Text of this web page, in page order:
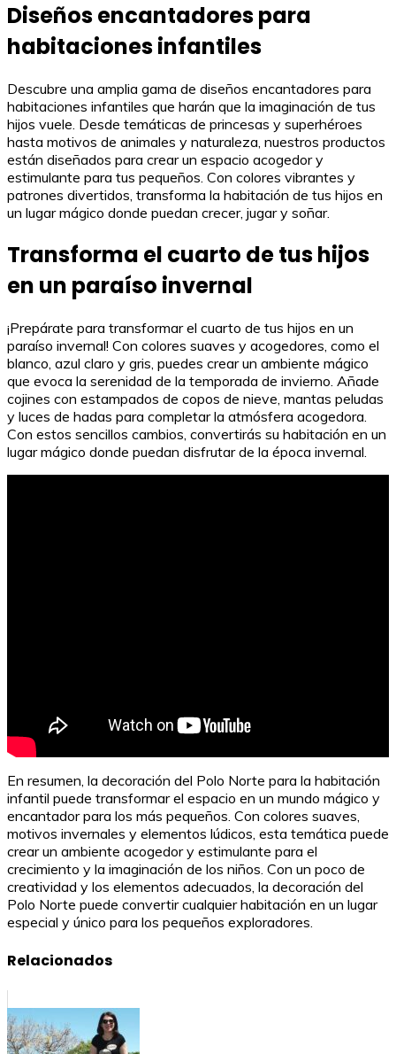
Diseños encantadores para
habitaciones infantiles
Descubre una amplia gama de diseños encantadores para
habitaciones infantiles que harán que la imaginación de tus
hijos vuele. Desde temáticas de princesas y superhéroes
hasta motivos de animales y naturaleza, nuestros productos
están diseñados para crear un espacio acogedor y
estimulante para tus pequeños. Con colores vibrantes y
patrones divertidos, transforma la habitación de tus hijos en
un lugar mágico donde puedan crecer, jugar y soñar.
Transforma el cuarto de tus hijos
en un paraíso invernal
¡Prepárate para transformar el cuarto de tus hijos en un
paraíso invernal! Con colores suaves y acogedores, como el
blanco, azul claro y gris, puedes crear un ambiente mágico
que evoca la serenidad de la temporada de invierno. Añade
cojines con estampados de copos de nieve, mantas peludas
y luces de hadas para completar la atmósfera acogedora.
Con estos sencillos cambios, convertirás su habitación en un
lugar mágico donde puedan disfrutar de la época invernal.
En resumen, la decoración del Polo Norte para la habitación
infantil puede transformar el espacio en un mundo mágico y
encantador para los más pequeños. Con colores suaves,
motivos invernales y elementos lúdicos, esta temática puede
crear un ambiente acogedor y estimulante para el
crecimiento y la imaginación de los niños. Con un poco de
creatividad y los elementos adecuados, la decoración del
Polo Norte puede convertir cualquier habitación en un lugar
especial y único para los pequeños exploradores.
Relacionados